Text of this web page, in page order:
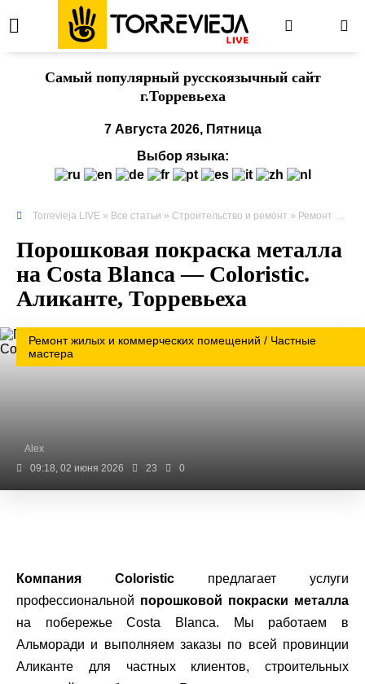
Cамый популярный русскоязычный сайт
г.Торревьеха
7 Августа 2026, Пятница
Выбор языка:
Torrevieja LIVE » Все статьи » Строительство и ремонт » Ремонт жилых и коммерческих помещений
Порошковая покраска металла
на Costa Blanca — Coloristic.
Аликанте, Торревьеха
Ремонт жилых и коммерческих помещений / Частные
мастера
Alex
09:18, 02 июня 2026
23 0
Компания Coloristic предлагает услуги
профессиональной порошковой покраски металла
на побережье Costa Blanca. Мы работаем в
Альморади и выполняем заказы по всей провинции
Аликанте для частных клиентов, строительных